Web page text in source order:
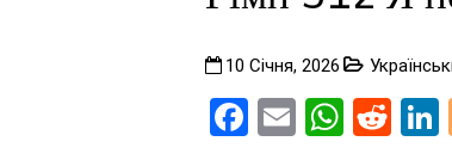
10 Січня, 2026
Facebook
Email